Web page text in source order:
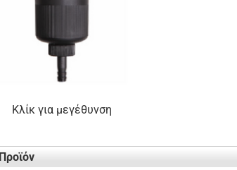
Κλίκ για μεγέθυνση
Προϊόν